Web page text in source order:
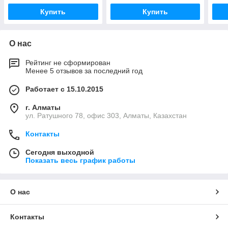
Купить Купить
О нас
Рейтинг не сформирован
Менее 5 отзывов за последний год
Работает с 15.10.2015
г. Алматы
ул. Ратушного 78, офис 303, Алматы, Казахстан
Контакты
Сегодня выходной
Показать весь график работы
О нас
Контакты